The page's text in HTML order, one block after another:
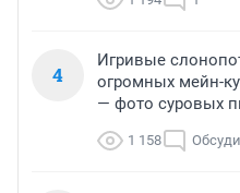
4
Игривые
огромных мейн-
— фото суровых
1 158